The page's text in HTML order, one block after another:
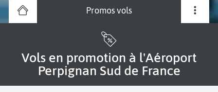
Promos vols
Vols en promotion à l'Aéroport
Perpignan Sud de France